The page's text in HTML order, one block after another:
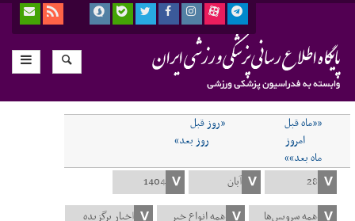
««ماه قبل
«روز قبل
امروز
روز بعد»
ماه بعد»»